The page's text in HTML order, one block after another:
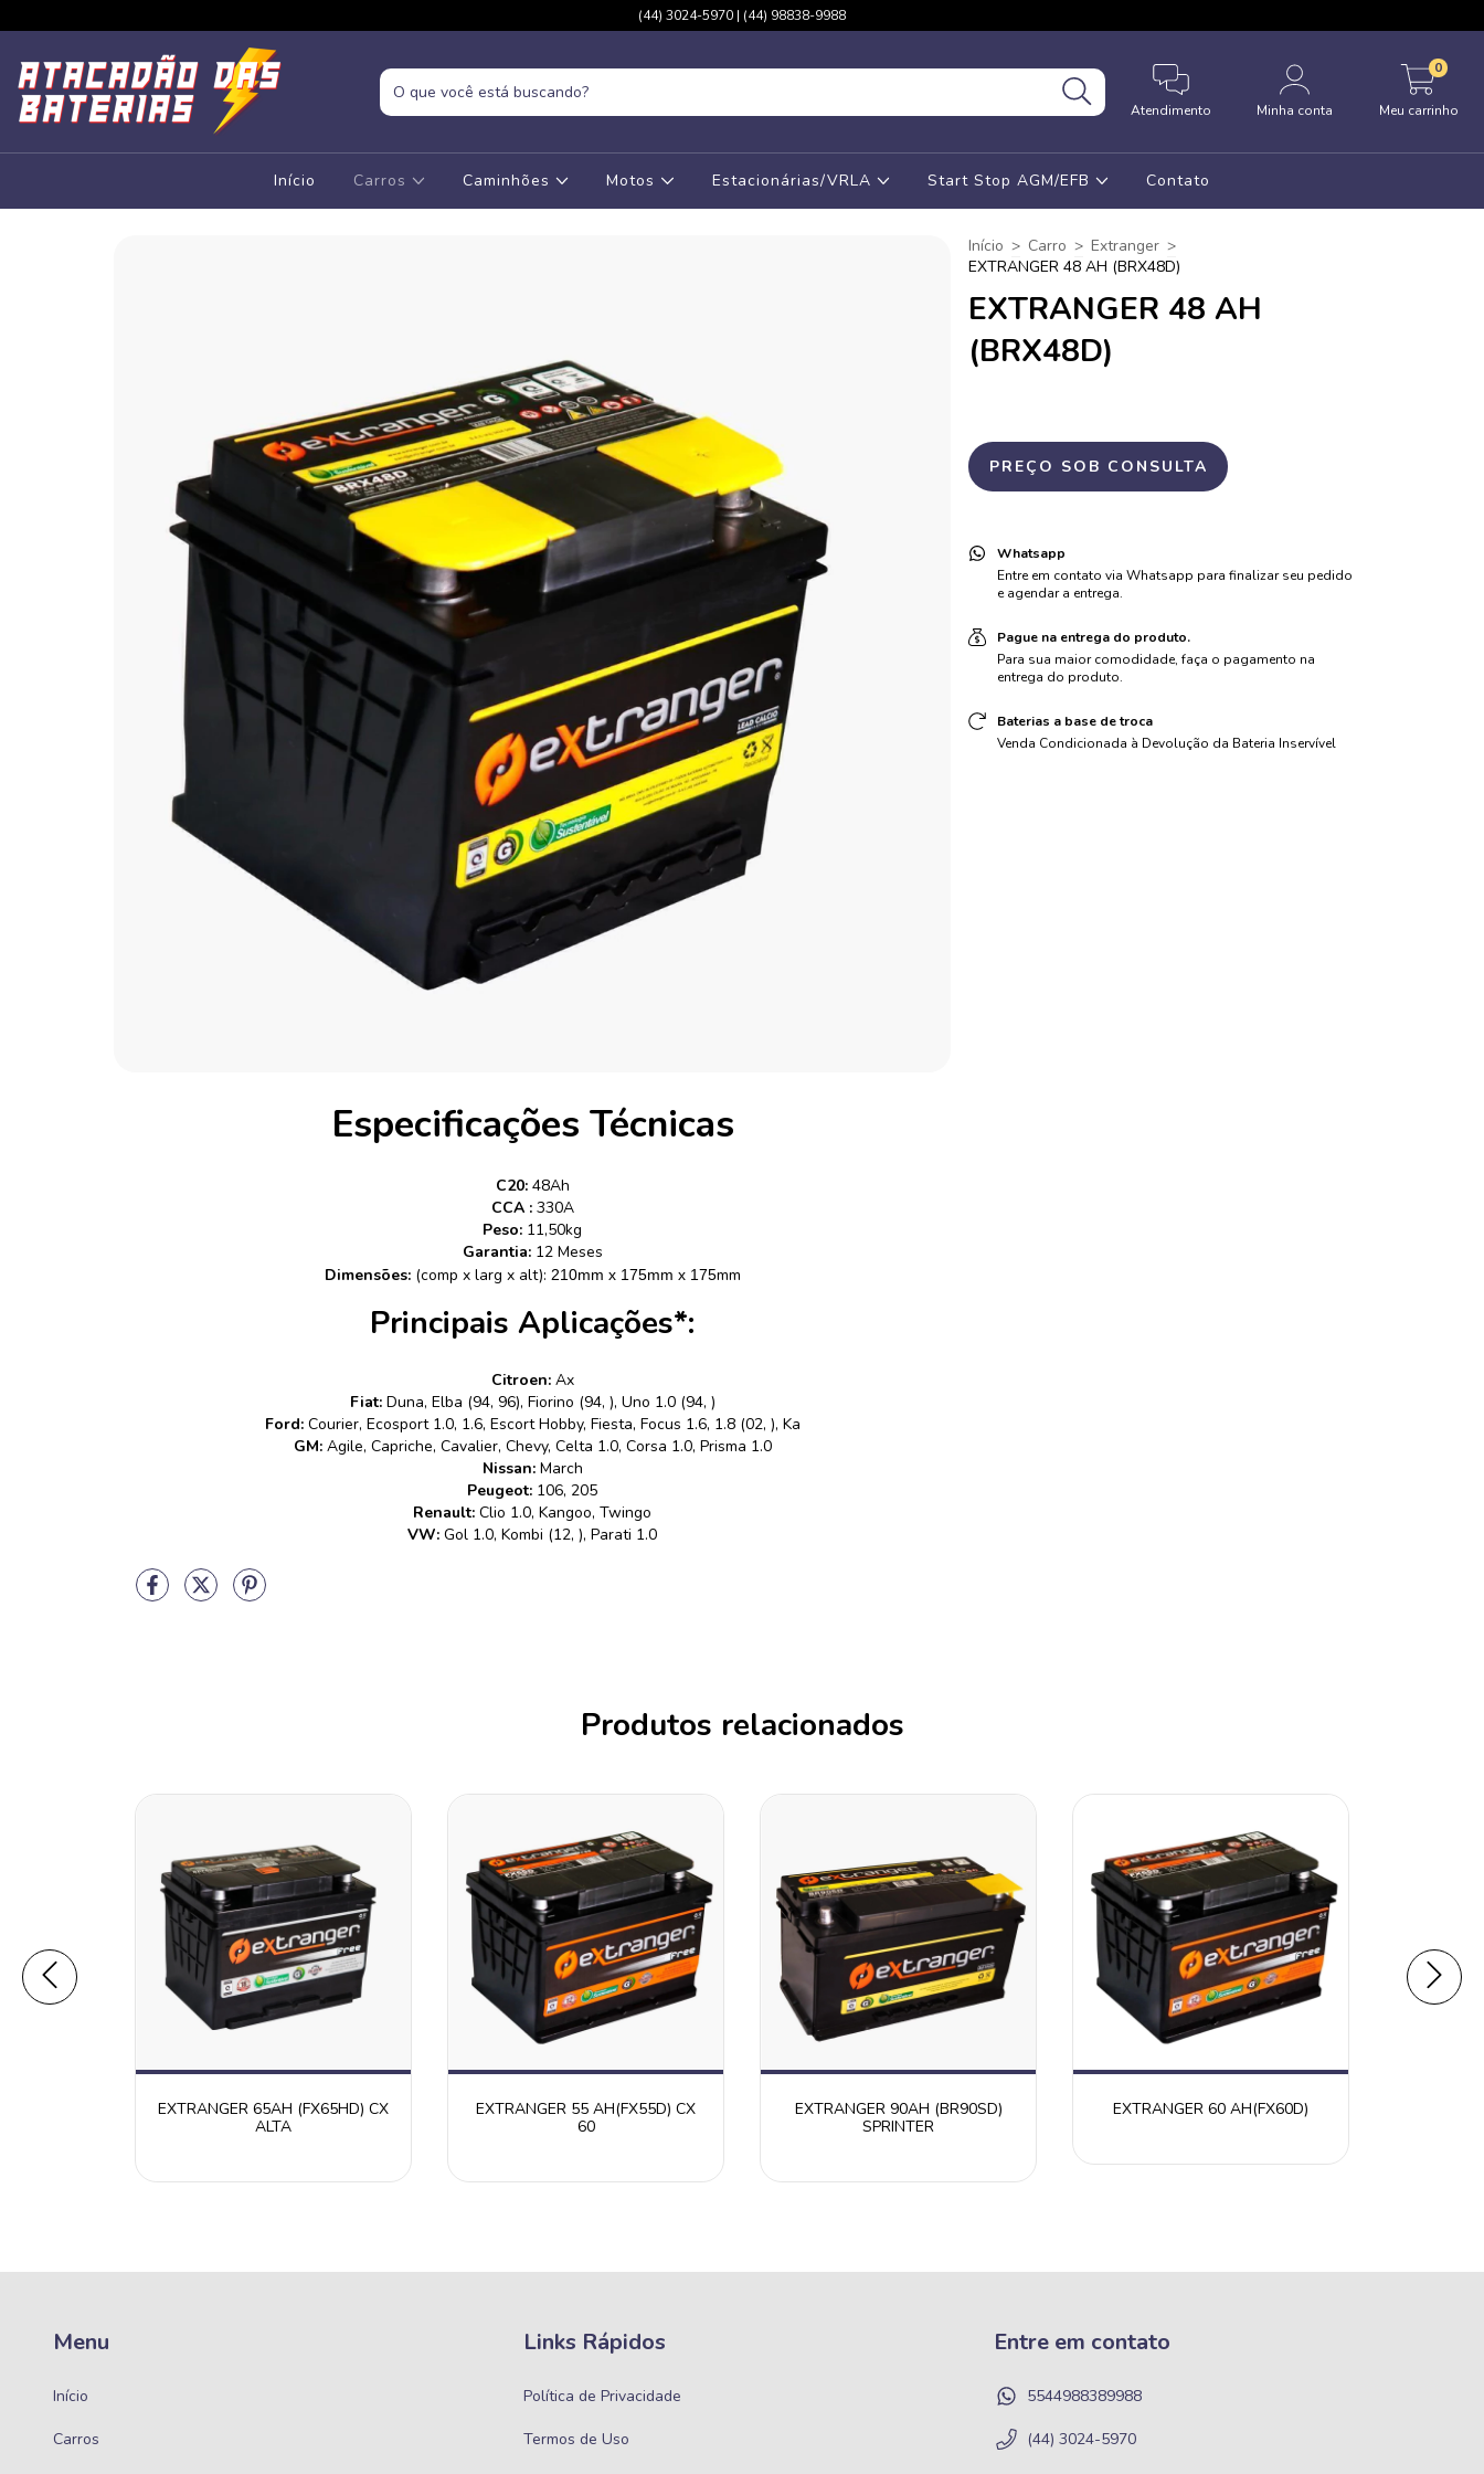
(44) 3024-5970 | (44) 98838-9988
Atendimento Minha conta Meu carrinho
0
Início Carros Caminhões Motos Estacionárias/VRLA Start Stop AGM/EFB Contato
Especificações Técnicas
C20:48Ah
CCA :330A
Peso: 11,50kg
Garantia:12 Meses
Dimensões:(comp x larg x alt): 210mm x 175mm x 175mm
Principais Aplicações*:
Citroen:Ax
Fiat:Duna, Elba (94, 96), Fiorino (94, ), Uno 1.0 (94, )
Ford:Courier, Ecosport 1.0, 1.6, Escort Hobby, Fiesta, Focus 1.6, 1.8 (02, ), Ka
GM:Agile, Capriche, Cavalier, Chevy, Celta 1.0, Corsa 1.0, Prisma 1.0
Nissan:March
Peugeot: 106, 205
Renault: Clio 1.0, Kangoo, Twingo
VW: Gol 1.0, Kombi (12, ), Parati 1.0
Início > Carro > Extranger >
EXTRANGER 48 AH (BRX48D)
EXTRANGER 48 AH
(BRX48D)
Whatsapp
Entre em contato via Whatsapp para finalizar seu pedido
e agendar a entrega.
Pague na entrega do produto.
Para sua maior comodidade, faça o pagamento na
entrega do produto.
Baterias a base de troca
Venda Condicionada à Devolução da Bateria Inservível
Produtos relacionados
EXTRANGER 65AH (FX65HD) CX
ALTA
EXTRANGER 55 AH(FX55D) CX
60
EXTRANGER 90AH (BR90SD)
SPRINTER
EXTRANGER 60 AH(FX60D)
Menu
Início
Carros
Links Rápidos
Política de Privacidade
Termos de Uso
Entre em contato
5544988389988
(44) 3024-5970